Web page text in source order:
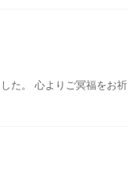
た。 心よりご冥福をお祈